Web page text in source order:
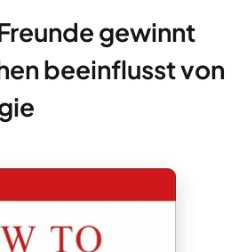
gewinnt
beeinflusst von